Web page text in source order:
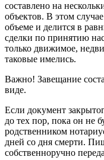
составлено на
объектов. В этом
объеме и делится в
сделки по принятию
только движимое,
таковые имелись.
Важно! Завещание
виде.
Если документ
до тех пор, пока он не
родственником
дней со дня смерти.
собственноручно